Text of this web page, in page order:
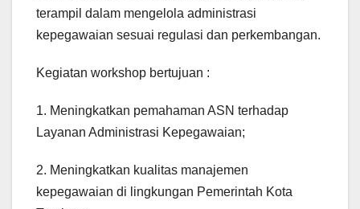
terampil dalam mengelola administrasi
kepegawaian sesuai regulasi dan perkembangan.
Kegiatan workshop bertujuan :
1. Meningkatkan pemahaman ASN terhadap
Layanan Administrasi Kepegawaian;
2. Meningkatkan kualitas manajemen
kepegawaian di lingkungan Pemerintah Kota